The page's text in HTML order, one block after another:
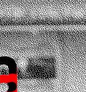
393183 bytes in/